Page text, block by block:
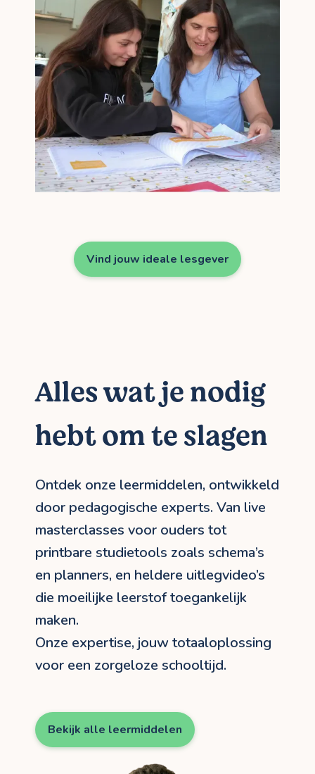
Vind jouw ideale lesgever
Alles wat je nodig
hebt om te slagen
Ontdek onze leermiddelen, ontwikkeld
door pedagogische experts. Van live
masterclasses voor ouders tot
printbare studietools zoals schema’s
en planners, en heldere uitlegvideo’s
die moeilijke leerstof toegankelijk
maken.
Onze expertise, jouw totaaloplossing
voor een zorgeloze schooltijd.
Bekijk alle leermiddelen